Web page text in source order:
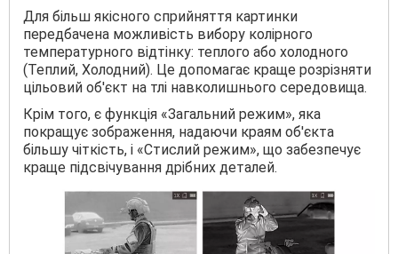
Для більш якісного сприйняття картинки
передбачена можливість вибору колірного
температурного відтінку: теплого або холодного
(Теплий, Холодний). Це допомагає краще розрізняти
цільовий об'єкт на тлі навколишнього середовища.
Крім того, є функція «Загальний режим», яка
покращує зображення, надаючи краям об'єкта
більшу чіткість, і «Стислий режим», що забезпечує
краще підсвічування дрібних деталей.